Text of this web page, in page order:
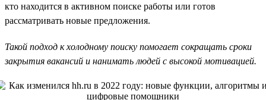
кто находится в активном поиске работы или готов
рассматривать новые предложения.
Такой подход к холодному поиску помогает сокращать сроки
закрытия вакансий и нанимать людей с высокой мотивацией.